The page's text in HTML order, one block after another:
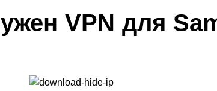
VPN для